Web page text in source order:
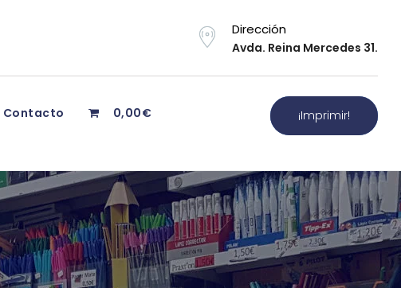
Dirección
Avda. Reina Mercedes 31.
Contacto 0,00€ ¡Imprimir!